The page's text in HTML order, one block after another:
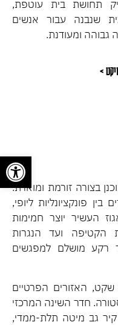
תחושת בית עוטפת,
שנבנה עבור אנשים
גבוהה ומעודנת.
>
בצורה זורמת ומוארת.
פונקציונליות ליופי,
העשיר יוצר חמימות
הקטיפה ועד הנגרות
רקע מושלם למפגשים
האזורים הפרטיים
חדר השינה המרכזי
גב מיטה תלת-ממדי,